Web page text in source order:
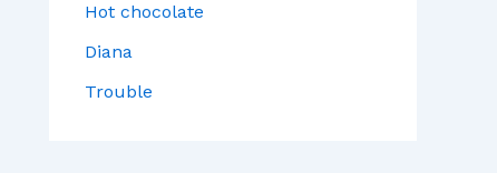
Hot chocolate
Diana
Trouble